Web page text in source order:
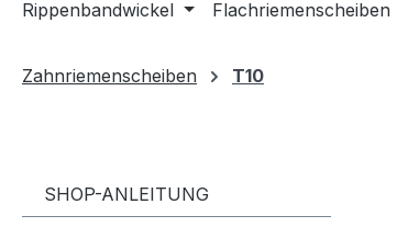
Rippenbandwickel
Flachriemenscheiben
Zahnriemenscheiben T10
SHOP-ANLEITUNG